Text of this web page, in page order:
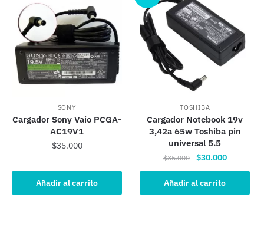
SONY
Cargador Sony Vaio PCGA-
AC19V1
$35.000
Añadir al carrito
TOSHIBA
Cargador Notebook 19v
3,42a 65w Toshiba pin
universal 5.5
$35.000
El
precio
original
era:
$30.000El
precio
es:
Añadir al carrito